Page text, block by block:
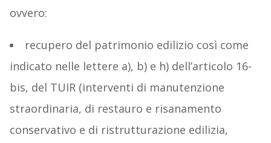
ovvero:
recupero del patrimonio edilizio così come
indicato nelle lettere a), b) e h) dell’articolo 16-
bis, del TUIR (interventi di manutenzione
straordinaria, di restauro e risanamento
conservativo e di ristrutturazione edilizia,